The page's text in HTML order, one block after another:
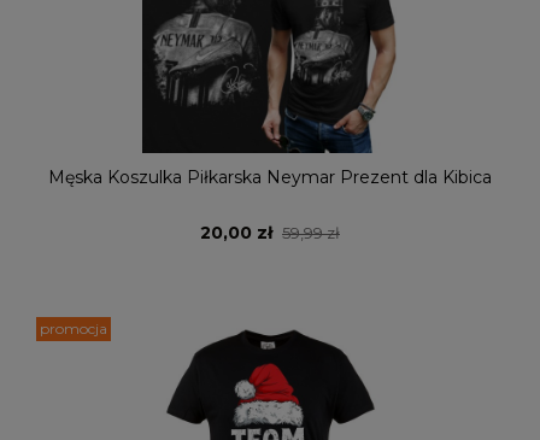
Męska Koszulka Piłkarska Neymar Prezent dla Kibica
20,00 zł 59,99 zł
promocja